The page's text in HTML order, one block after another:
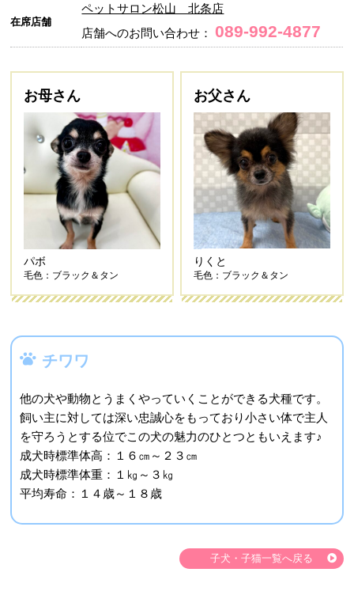
在席店舗
ペットサロン松山 北条店
店舗へのお問い合わせ： 089-992-4877
お母さん
パボ
毛色：ブラック＆タン
お父さん
りくと
毛色：ブラック＆タン
チワワ
他の犬や動物とうまくやっていくことができる犬種です。
飼い主に対しては深い忠誠心をもっており小さい体で主人
を守ろうとする位でこの犬の魅力のひとつともいえます♪
成犬時標準体高：１６㎝～２３㎝
成犬時標準体重：１㎏～３㎏
平均寿命：１４歳～１８歳
子犬・子猫一覧へ戻る